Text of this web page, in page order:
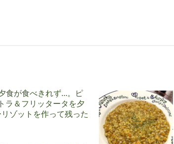
食が食べきれず...。ピ
ラ＆フリッタータを夕
ゾットを作って残った